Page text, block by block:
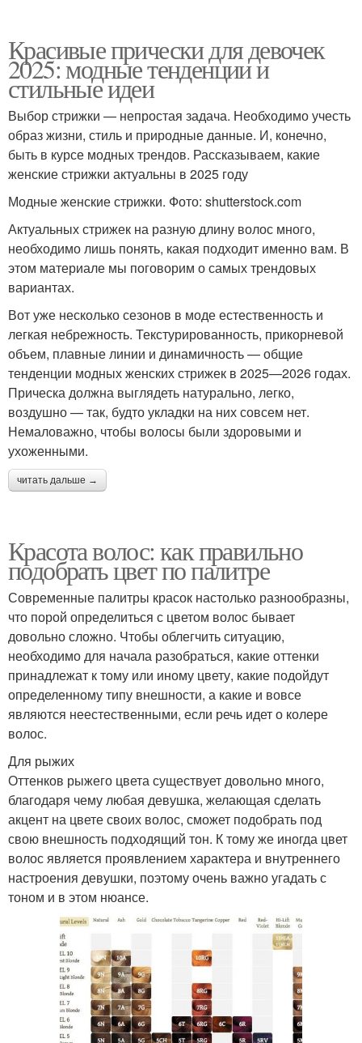
Красивые прически для девочек
2025: модные тенденции и
стильные идеи
Выбор стрижки — непростая задача. Необходимо учесть
образ жизни, стиль и природные данные. И, конечно,
быть в курсе модных трендов. Рассказываем, какие
женские стрижки актуальны в 2025 году
Модные женские стрижки. Фото: shutterstock.com
Актуальных стрижек на разную длину волос много,
необходимо лишь понять, какая подходит именно вам. В
этом материале мы поговорим о самых трендовых
вариантах.
Вот уже несколько сезонов в моде естественность и
легкая небрежность. Текстурированность, прикорневой
объем, плавные линии и динамичность — общие
тенденции модных женских стрижек в 2025—2026 годах.
Прическа должна выглядеть натурально, легко,
воздушно — так, будто укладки на них совсем нет.
Немаловажно, чтобы волосы были здоровыми и
ухоженными.
читать дальше →
Красота волос: как правильно
подобрать цвет по палитре
Современные палитры красок настолько разнообразны,
что порой определиться с цветом волос бывает
довольно сложно. Чтобы облегчить ситуацию,
необходимо для начала разобраться, какие оттенки
принадлежат к тому или иному цвету, какие подойдут
определенному типу внешности, а какие и вовсе
являются неестественными, если речь идет о колере
волос.
Для рыжих
Оттенков рыжего цвета существует довольно много,
благодаря чему любая девушка, желающая сделать
акцент на цвете своих волос, сможет подобрать под
свою внешность подходящий тон. К тому же иногда цвет
волос является проявлением характера и внутреннего
настроения девушки, поэтому очень важно угадать с
тоном и в этом нюансе.